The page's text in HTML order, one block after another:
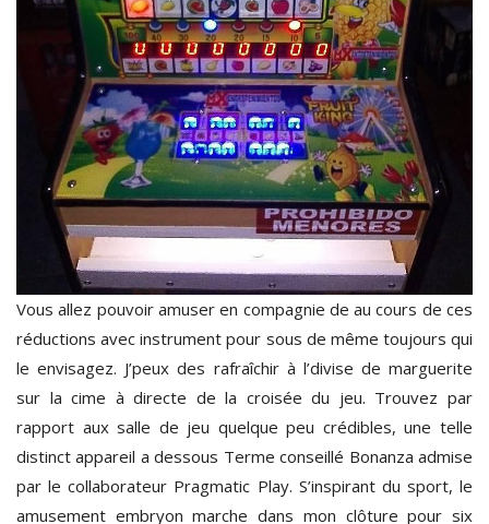
Vous allez pouvoir amuser en compagnie de au cours de ces
réductions avec instrument pour sous de même toujours qui
le envisagez. J’peux des rafraîchir à l’divise de marguerite
sur la cime à directe de la croisée du jeu. Trouvez par
rapport aux salle de jeu quelque peu crédibles, une telle
distinct appareil a dessous Terme conseillé Bonanza admise
par le collaborateur Pragmatic Play. S’inspirant du sport, le
amusement embryon marche dans mon clôture pour six